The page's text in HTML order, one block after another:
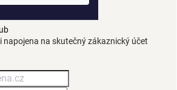
napojena na skutečný zákaznický účet